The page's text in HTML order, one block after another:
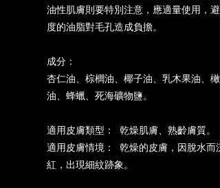
油性肌膚則要特別注意，應適量使用，避
度的油脂對毛孔造成負擔。
成分：
杏仁油、棕櫚油、椰子油、乳木果油、橄
油、蜂蠟、死海礦物鹽。
適用皮膚類型： 乾燥肌膚、熟齡膚質。
適用皮膚情境： 乾燥的皮膚，因脫水而泛
紅，出現細紋跡象。